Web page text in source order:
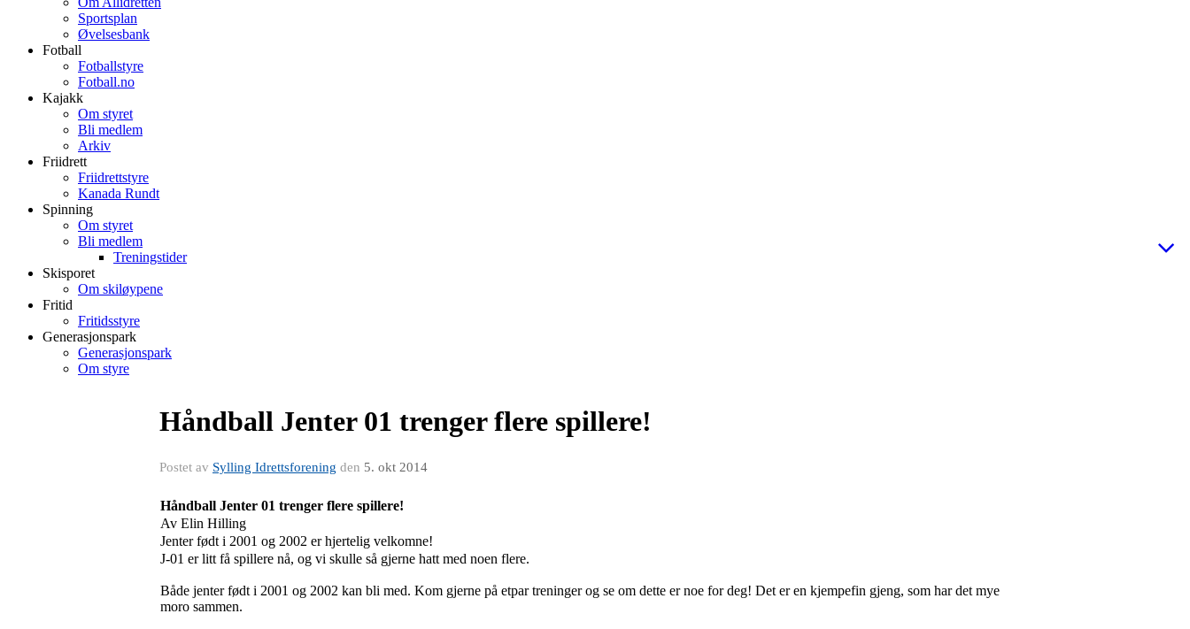
Sportsplan
Øvelsesbank
Fotball
Fotballstyre
Fotball.no
Kajakk
Om styret
Bli medlem
Arkiv
Friidrett
Friidrettstyre
Kanada Rundt
Spinning
Om styret
Bli medlem
Treningstider
Skisporet
Om skiløypene
Fritid
Fritidsstyre
Generasjonspark
Generasjonspark
Om styre
Håndball Jenter 01 trenger flere spillere!
Postet av Sylling Idrettsforening den 5. okt 2014
Håndball Jenter 01 trenger flere spillere!
Av Elin Hilling
Jenter født i 2001 og 2002 er hjertelig velkomne!
J-01 er litt få spillere nå, og vi skulle så gjerne hatt med noen flere.
Både jenter født i 2001 og 2002 kan bli med. Kom gjerne på etpar treninger og se om dette er noe for deg! Det er en kjempefin gjeng, som har det mye
moro sammen.